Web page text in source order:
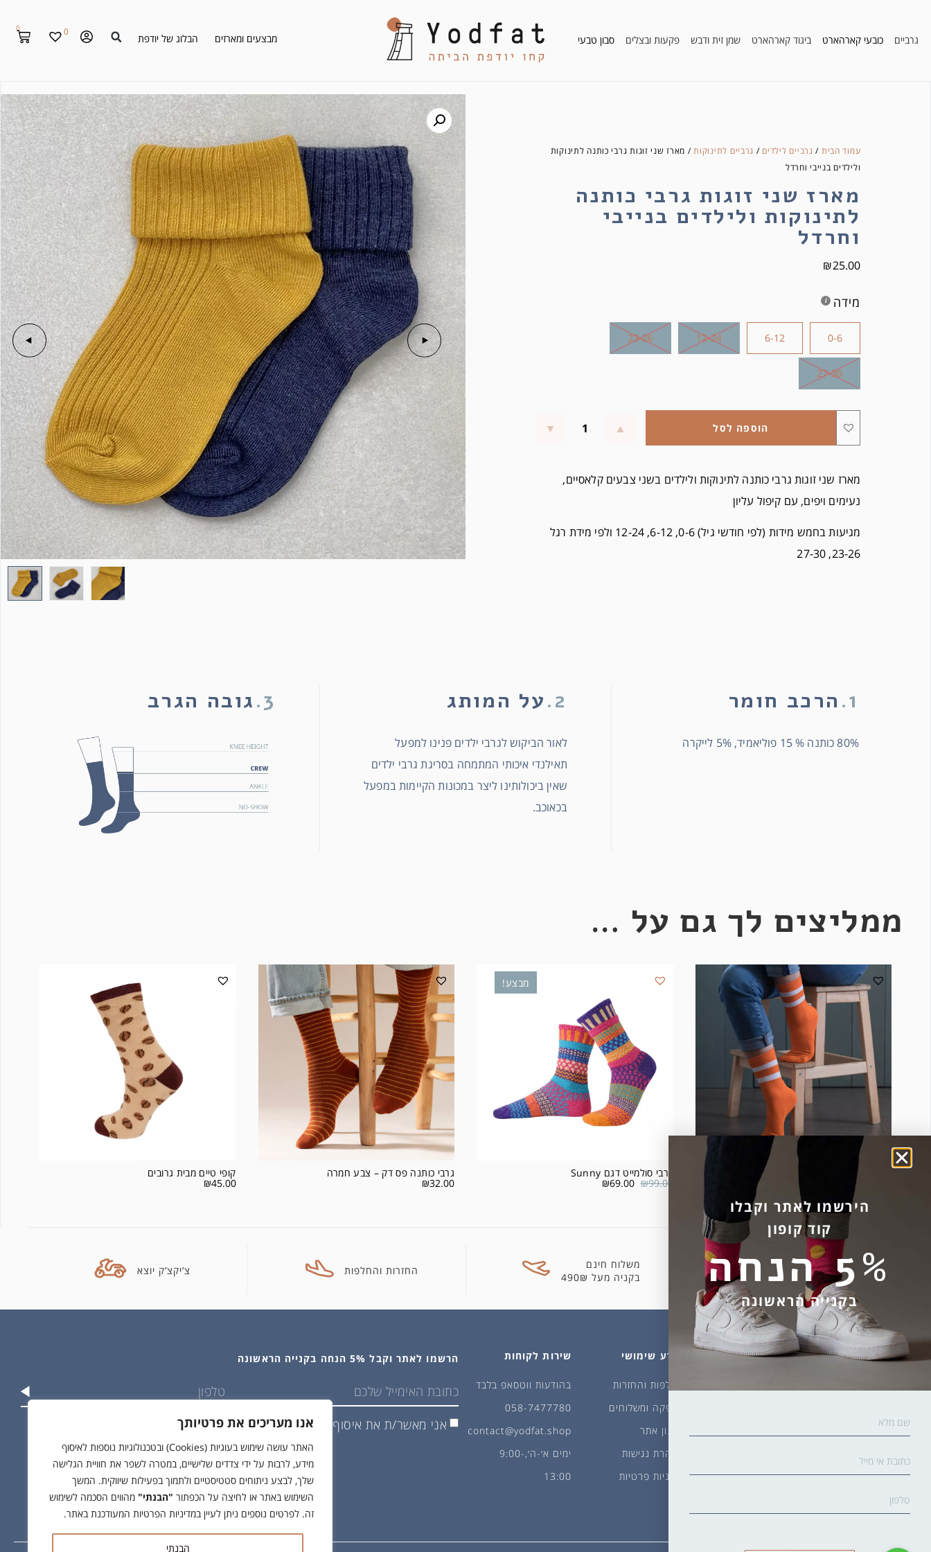
אנו מעריכים את פרטיותך
האתר עושה שימוש בעוגיות (Cookies) ובטכנולוגיות נוספות לאיסוף
מידע, לרבות על ידי צדדים שלישיים, במטרה לשפר את חוויית הגלישה
שלך, לבצע ניתוחים סטטיסטיים ולתמוך בפעילות שיווקית. המשך
השימוש באתר או לחיצה על הכפתור "הבנתי" מהווים הסכמה לשימוש
זה. לפרטים נוספים ניתן לעיין במדיניות הפרטיות המעודכנת באתר.
הבנתי
0 0
מבצעים ומארזים הבלוג של יודפת סבון טבעי פקעות ובצלים שמן זית ודבש ביגוד קארהארט כובעי קארהארט גרביים
עמוד הבית / גרביים לילדים / גרביים לתינוקות/ מארז שני זוגות גרבי כותנה לתינוקות
ולילדים בנייבי וחרדל
מארז שני זוגות גרבי כותנה
לתינוקות ולילדים בנייבי
וחרדל
₪25.00
מידה
0-6
6-12
12-24
23-26
27-30
הוספה לסל
מארז שני זוגות גרבי כותנה לתינוקות ולילדים בשני צבעים קלאסיים,
נעימים ויפים, עם קיפול עליון
מגיעות בחמש מידות (לפי חודשי גיל) 0-6, 6-12, 12-24 ולפי מידת רגל
23-26, 27-30
1. הרכב חומר
80% כותנה % 15 פוליאמיד, 5% לייקרה
2. על המותג
לאור הביקוש לגרבי ילדים פנינו למפעל
תאילנדי איכותי המתמחה בסריגת גרבי ילדים
שאין ביכולותינו ליצר במכונות הקיימות במפעל
בכאוכב.
3. גובה הגרב
ממליצים לך גם על …
גרבי ספורט 2 פסים רקע כתום
מבצע!
גרבי סולמייט דגם Sunny
₪99.00
₪69.00
גרבי כותנה פס דק – צבע חמרה
₪32.00
קופי טיים מבית גרובים
₪45.00
קניה מאובטחת
משלוח חינם
בקניה מעל 490₪
החזרות והחלפות צ’יקצ’ק יוצא
מהחנות
ארכיון
גרביים עד הבית
עלינו מידע שימושי
החלפות והחזרות
אספקה ומשלוחים
תקנון אתר
הצהרת נגישות
מדיניות פרטיות
שירות לקוחות
בהודעות ווטסאפ בלבד
058-7477780
contact@yodfat.shop
ימים א׳-ה׳,9:00-
13:00
הרשמו לאתר וקבל 5% הנחה בקנייה הראשונה
אני מאשר/ת את איסוף ושימוש בפרטים שלי בהתאם למדיניות הפרטיות
הירשמו לאתר וקבלו
קוד קופון
5% הנחה
בקנייה הראשונה